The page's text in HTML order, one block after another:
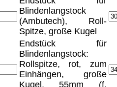
Blindenlangstock
(Ambutech), Roll-
Spitze, große Kugel
Endstück für
Blindenlangstock:
Rollspitze, rot, zum
Einhängen, große
Kugel, 55mm (f.